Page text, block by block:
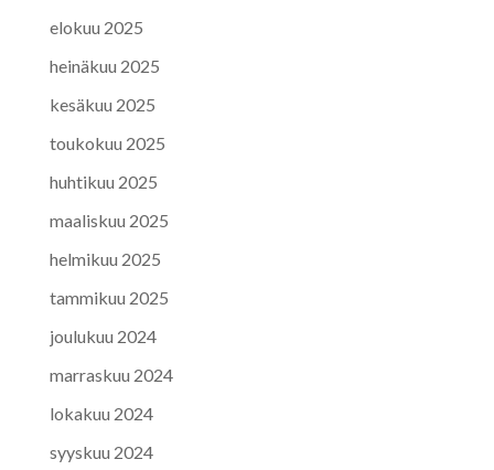
elokuu 2025
heinäkuu 2025
kesäkuu 2025
toukokuu 2025
huhtikuu 2025
maaliskuu 2025
helmikuu 2025
tammikuu 2025
joulukuu 2024
marraskuu 2024
lokakuu 2024
syyskuu 2024